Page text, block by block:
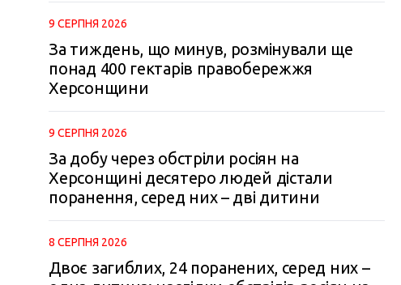
9 СЕРПНЯ 2026
За тиждень, що минув, розмінували ще
понад 400 гектарів правобережжя
Херсонщини
9 СЕРПНЯ 2026
За добу через обстріли росіян на
Херсонщині десятеро людей дістали
поранення, серед них – дві дитини
8 СЕРПНЯ 2026
Двоє загиблих, 24 поранених, серед них –